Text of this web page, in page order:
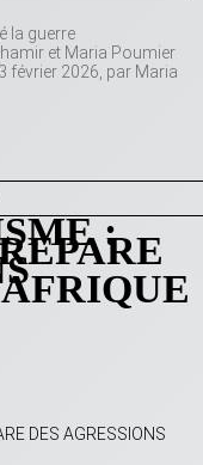
la guerre
et Maria Poumier
février 2026, par Maria
:
DES AGRESSIONS